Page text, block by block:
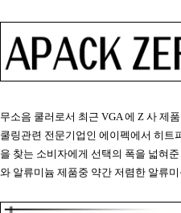
무소음 쿨러로서 최근 VGA 에 Z 사 제
쿨링관련 전문기업인 에이펙에서 히트
을 찾는 소비자에게 선택의 폭을 넓혀
와 알류미늄 제품중 약간 저렴한 알류